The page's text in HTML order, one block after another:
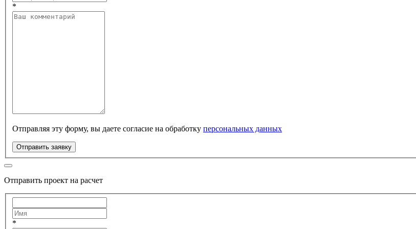
*
Отправляя эту форму, вы даете согласие на обработку персональных данных
Отправить заявку
Отправить проект на расчет
*